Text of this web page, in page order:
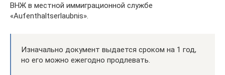
ВНЖ в местной иммиграционной службе
«Aufenthaltserlaubnis».
Изначально документ выдается сроком на 1 год,
но его можно ежегодно продлевать.